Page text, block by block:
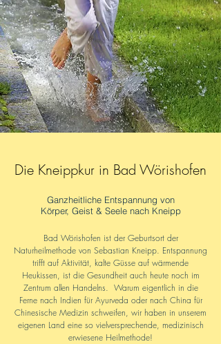
Die Kneippkur in Bad Wörishofen
Ganzheitliche Entspannung von
Körper, Geist & Seele nach Kneipp
Bad Wörishofen ist der Geburtsort der
Naturheilmethode von Sebastian Kneipp. Entspannung
trifft auf Aktivität, kalte Güsse auf wärmende
Heukissen, ist die Gesundheit auch heute noch im
Zentrum allen Handelns. Warum eigentlich in die
Ferne nach Indien für Ayurveda oder nach China für
Chinesische Medizin schweifen, wir haben in unserem
eigenen Land eine so vielversprechende, medizinisch
erwiesene Heilmethode!